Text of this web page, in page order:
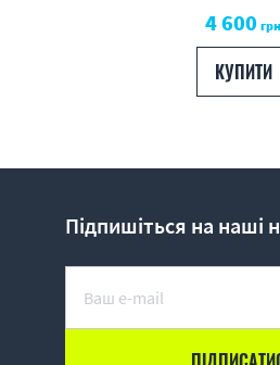
4 600 грн
КУПИТИ
Підпишіться на наші